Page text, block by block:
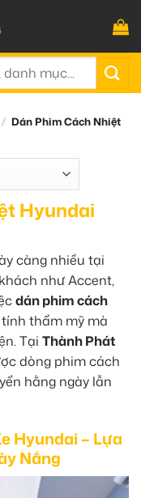
/ Dán Phim Cách Nhiệt
Hyundai
càng nhiều tại
như Accent,
dán phim cách
thẩm mỹ mà
Tại Thành Phát
dòng phim cách
hằng ngày lẫn
Hyundai – Lựa
Nắng